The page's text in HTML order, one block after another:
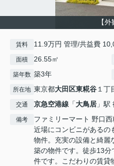
【外
賃料 11.9万円 管理/共益費
面積 26.55㎡
築年数 築3年
所在地 東京都大田区東糀谷１丁
交通 京急空港線 「大鳥居 」駅
備考
ファミリーマート 野口
近場にコンビニがあるの
物件。充実の設備と綺麗
築の物件です。徒歩13
件です。こだわりの賃貸